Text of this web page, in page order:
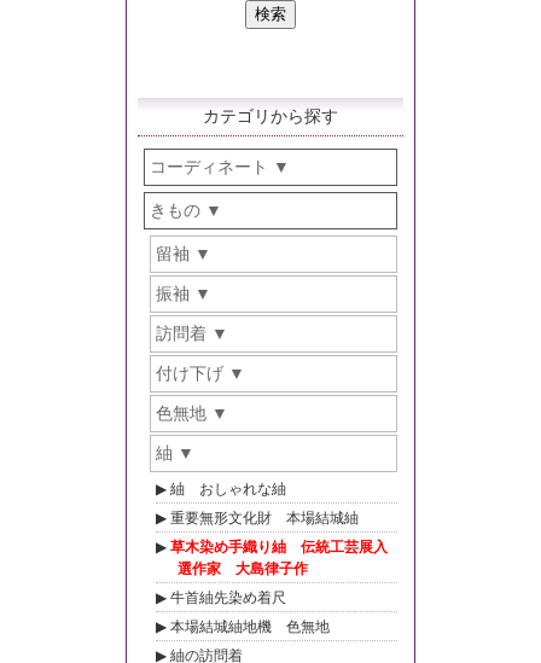
カテゴリから探す
コーディネート
きもの
留袖
振袖
訪問着
付け下げ
色無地
紬
紬 おしゃれな紬
重要無形文化財 本場結城紬
草木染め手織り紬 伝統工芸展入
選作家 大島律子作
牛首紬先染め着尺
本場結城紬地機 色無地
紬の訪問着